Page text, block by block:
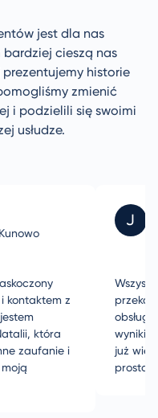
jest dla nas
cieszą nas
historie
zmienić
i podzielili się swoimi
usłudze.
kontaktem z
która
zaufanie i
J
już
prosta